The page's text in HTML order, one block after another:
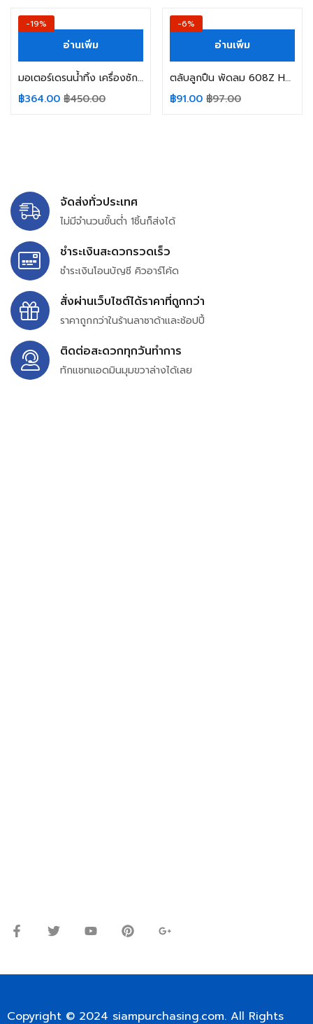
-19%
อ่านเพิ่ม
มอเตอร์เดรนน้ำทิ้ง เครื่องซักผ้า LG แอลจี ฝาบน รุ่น QC22-1 อะไหล่เครื่องซักผ้า
฿364.00 ฿450.00
-6%
อ่านเพิ่ม
ตลับลูกปืน พัดลม 608Z HATARI ฮาตาริ 16 นิ้ว (1ชิ้น) พร้อม ฝาครอบ อะไหล่พัดลม
฿91.00 ฿97.00
จัดส่งทั่วประเทศ
ไม่มีจำนวนขั้นต่ำ 1ชิ้นก็ส่งได้
ชำระเงินสะดวกรวดเร็ว
ชำระเงินโอนบัญชี คิวอาร์โค้ด
สั่งผ่านเว็บไซต์ได้ราคาที่ถูกกว่า
ราคาถูกกว่าในร้านลาซาด้าและช้อปปี้
ติดต่อสะดวกทุกวันทำการ
ทักแชทแอดมินมุมขวาล่างได้เลย
Copyright © 2024 siampurchasing.com. All Rights